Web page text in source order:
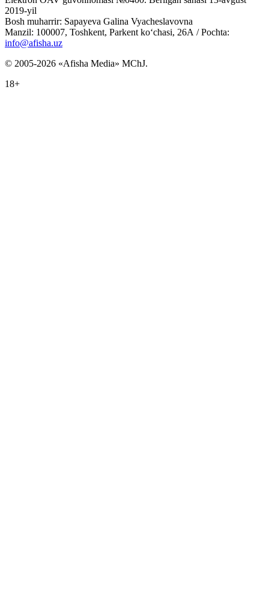
2019-yil
Bosh muharrir: Sapayeva Galina Vyacheslavovna
Manzil: 100007, Toshkent, Parkent ko‘chasi, 26А / Pochta:
info@afisha.uz
© 2005-2026 «Afisha Media» MChJ.
18+